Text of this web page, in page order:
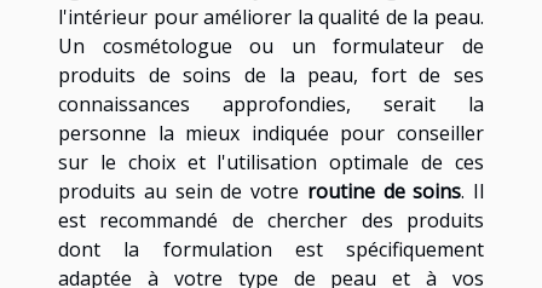
l'intérieur pour améliorer la qualité de la peau.
Un cosmétologue ou un formulateur de
produits de soins de la peau, fort de ses
connaissances approfondies, serait la
personne la mieux indiquée pour conseiller
sur le choix et l'utilisation optimale de ces
produits au sein de votre routine de soins. Il
est recommandé de chercher des produits
dont la formulation est spécifiquement
adaptée à votre type de peau et à vos